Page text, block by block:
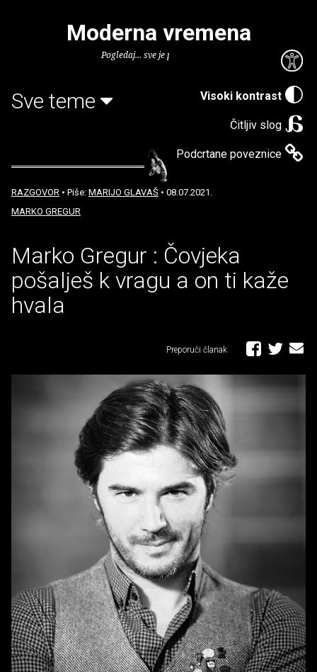
Visoki kontrast
Čitljiv slog
Podcrtane poveznice
Moderna vremena
Pogledaj... sve je puno knjiga.
Sve teme
RAZGOVOR • Piše: MARIJO GLAVAŠ • 08.07.2021.
MARKO GREGUR
Marko Gregur : Čovjeka
pošalješ k vragu a on ti kaže
hvala
Preporuči članak